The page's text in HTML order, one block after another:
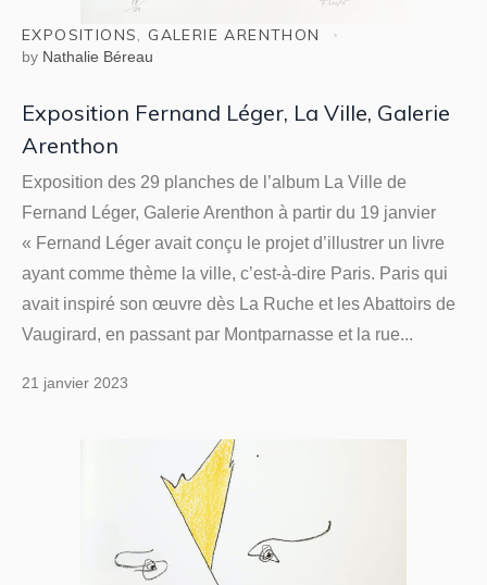
EXPOSITIONS, GALERIE ARENTHON
by Nathalie Béreau
Exposition Fernand Léger, La Ville, Galerie
Arenthon
Exposition des 29 planches de l’album La Ville de
Fernand Léger, Galerie Arenthon à partir du 19 janvier
« Fernand Léger avait conçu le projet d’illustrer un livre
ayant comme thème la ville, c’est-à-dire Paris. Paris qui
avait inspiré son œuvre dès La Ruche et les Abattoirs de
Vaugirard, en passant par Montparnasse et la rue...
21 janvier 2023